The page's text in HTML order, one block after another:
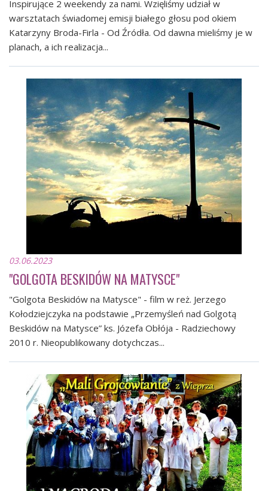
Inspirujące 2 weekendy za nami. Wzięliśmy udział w
warsztatach świadomej emisji białego głosu pod okiem
Katarzyny Broda-Firla - Od Źródła. Od dawna mieliśmy je w
planach, a ich realizacja...
03.06.2023
"GOLGOTA BESKIDÓW NA MATYSCE"
"Golgota Beskidów na Matysce" - film w reż. Jerzego
Kołodziejczyka na podstawie „Przemyśleń nad Golgotą
Beskidów na Matysce” ks. Józefa Obłója - Radziechowy
2010 r. Nieopublikowany dotychczas...